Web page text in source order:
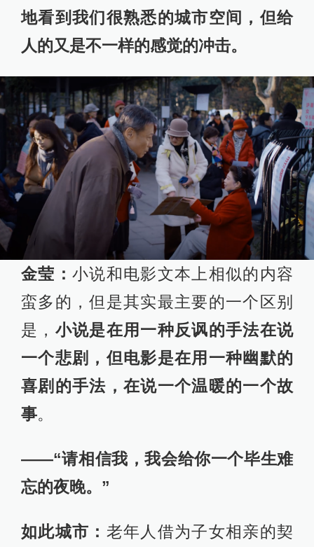
地看到我们很熟悉的城市空间，但给
人的又是不一样的感觉的冲击。
金莹： 小说和电影文本上相似的内容
蛮多的，但是其实最主要的一个区别
是， 小说是在用一种反讽的手法在说
一个悲剧，但电影是在用一种幽默的
喜剧的手法，在说一个温暖的一个故
事。
——“请相信我，我会给你一个毕生难
忘的夜晚。”
如此城市： 老年人借为子女相亲的契